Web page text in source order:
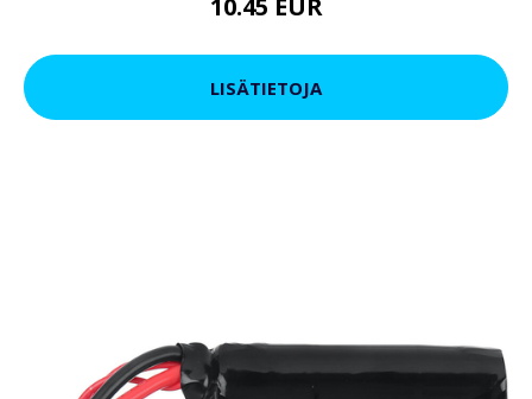
10.45 EUR
LISÄTIETOJA